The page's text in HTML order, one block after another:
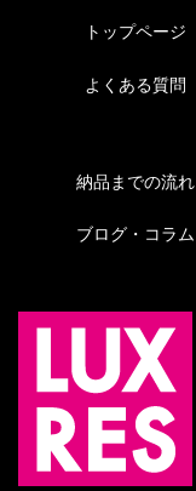
トップページ
よくある質問
納品までの流れ
ブログ・コラム